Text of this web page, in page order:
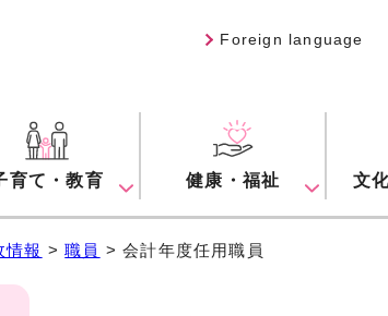
Foreign language
育て・教育 健康・福祉 文
情報 >職員 > 会計年度任用職員